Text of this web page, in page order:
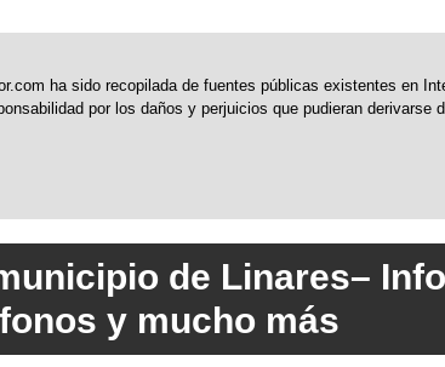
ha sido recopilada de fuentes públicas existentes en
por los daños y perjuicios que pudieran derivarse
de Linares–
y mucho más